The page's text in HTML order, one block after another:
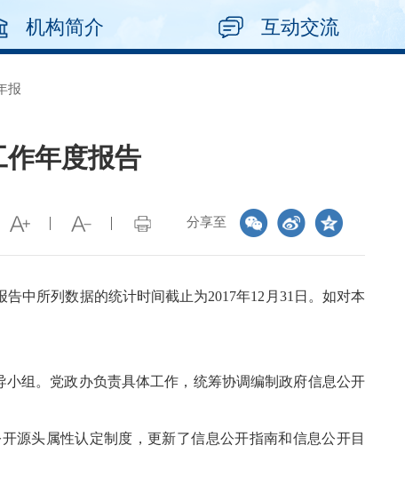
机构简介 互动交流
报
作年度报告
分享至
所列数据的统计时间截止为2017年12月31日。如对本
组。党政办负责具体工作，统筹协调编制政府信息公开
头属性认定制度，更新了信息公开指南和信息公开目